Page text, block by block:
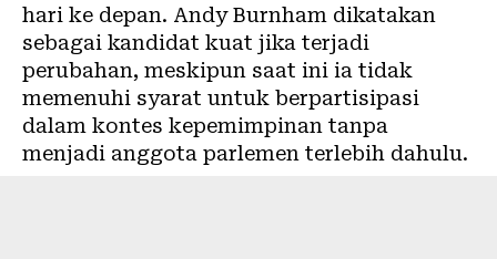
hari ke depan. Andy Burnham dikatakan
sebagai kandidat kuat jika terjadi
perubahan, meskipun saat ini ia tidak
memenuhi syarat untuk berpartisipasi
dalam kontes kepemimpinan tanpa
menjadi anggota parlemen terlebih dahulu.